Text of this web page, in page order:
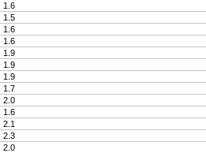
1.6
1.5
1.6
1.6
1.9
1.9
1.9
1.7
2.0
1.6
2.1
2.3
2.0